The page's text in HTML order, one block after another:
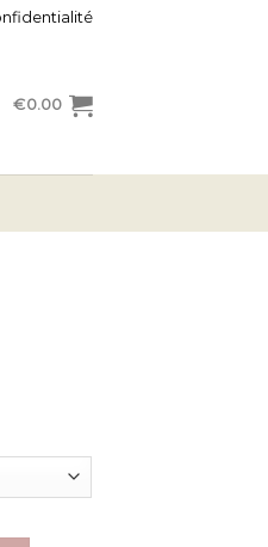
€0.00